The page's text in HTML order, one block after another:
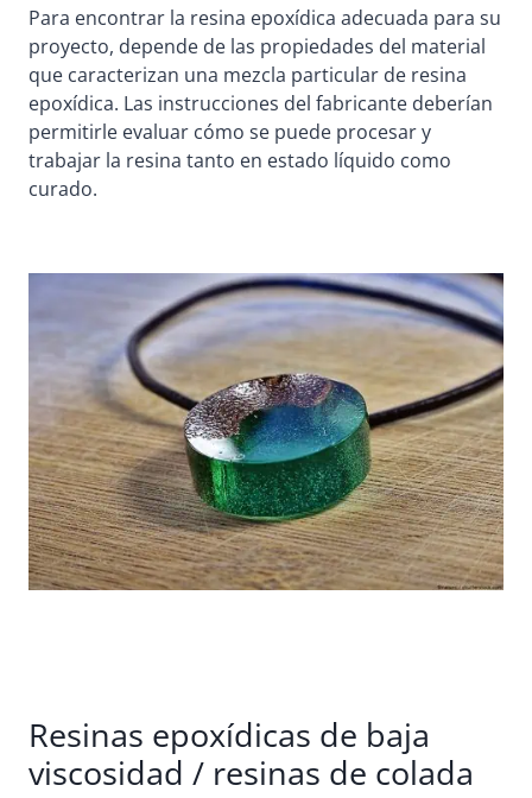
Para encontrar la resina epoxídica adecuada para su
proyecto, depende de las propiedades del material
que caracterizan una mezcla particular de resina
epoxídica. Las instrucciones del fabricante deberían
permitirle evaluar cómo se puede procesar y
trabajar la resina tanto en estado líquido como
curado.
Resinas epoxídicas de baja
viscosidad / resinas de colada